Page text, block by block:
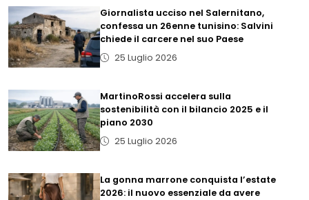
Giornalista ucciso nel Salernitano,
confessa un 26enne tunisino: Salvini
chiede il carcere nel suo Paese
25 Luglio 2026
MartinoRossi accelera sulla
sostenibilità con il bilancio 2025 e il
piano 2030
25 Luglio 2026
La gonna marrone conquista l’estate
2026: il nuovo essenziale da avere